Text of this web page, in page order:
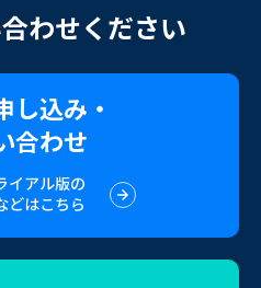
わせください
し込み・
合わせ
イアル版の
どはこちら